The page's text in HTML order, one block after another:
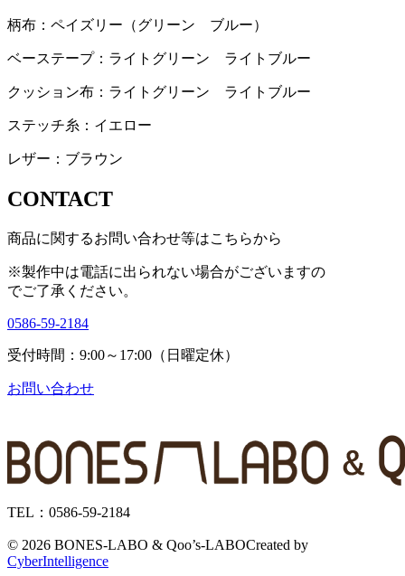
柄布：ペイズリー（グリーン ブルー）
ベーステープ：ライトグリーン ライトブルー
クッション布：ライトグリーン ライトブルー
ステッチ糸：イエロー
レザー：ブラウン
CONTACT
商品に関するお問い合わせ等はこちらから
※製作中は電話に出られない場合がございますの
でご了承ください。
0586-59-2184
受付時間：9:00～17:00（日曜定休）
お問い合わせ
TEL：0586-59-2184
© 2026 BONES-LABO & Qoo’s-LABOCreated by
CyberIntelligence